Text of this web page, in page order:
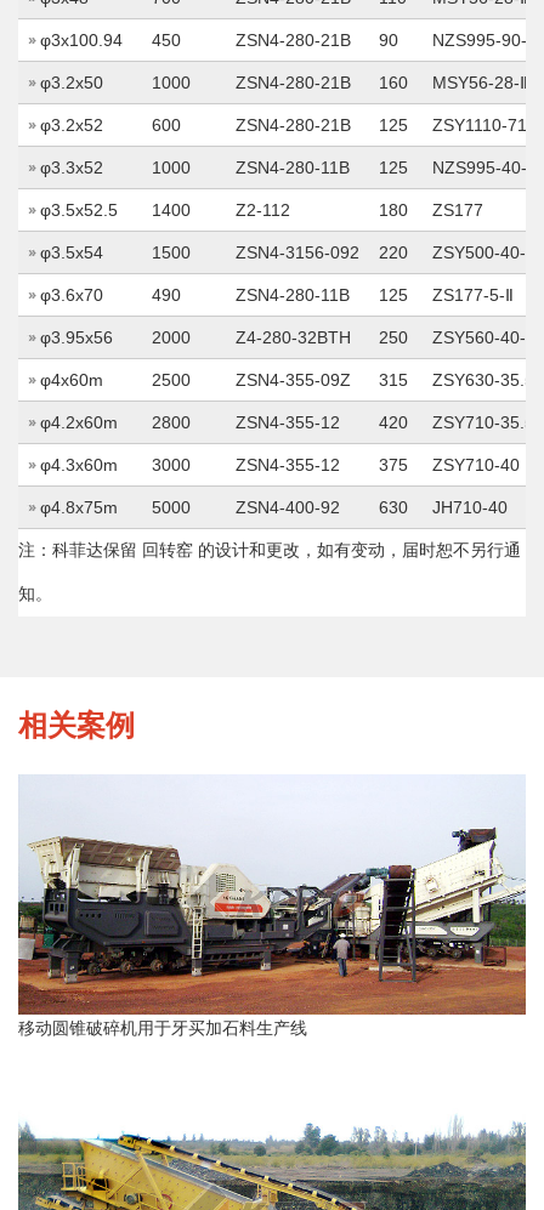
φ3x100.94 450 ZSN4-280-21B 90 NZS995-90-
φ3.2x50 1000 ZSN4-280-21B 160 MSY56-28-Ⅱ
φ3.2x52 600 ZSN4-280-21B 125 ZSY1110-
φ3.3x52 1000 ZSN4-280-11B 125 NZS995-40-
φ3.5x52.5 1400 Z2-112 180 ZS177
φ3.5x54 1500 ZSN4-3156-092 220 ZSY500-40-Ⅴ
φ3.6x70 490 ZSN4-280-11B 125 ZS177-5-Ⅱ
φ3.95x56 2000 Z4-280-32BTH 250 ZSY560-40-Ⅰ
φ4x60m 2500 ZSN4-355-09Z 315 ZSY630-35.5-Ⅰ
φ4.2x60m 2800 ZSN4-355-12 420 ZSY710-35.5-Ⅰ
φ4.3x60m 3000 ZSN4-355-12 375 ZSY710-40
φ4.8x75m 5000 ZSN4-400-92 630 JH710-40
注：科菲达保留 回转窑 的设计和更改，如有变动，届时恕不另行通
知。
相关案例
移动圆锥破碎机用于牙买加石料生产线